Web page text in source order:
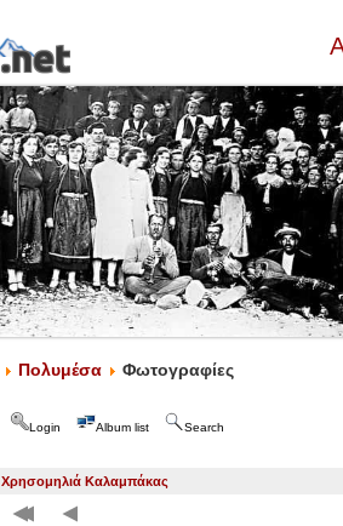
Πολυμέσα Φωτογραφίες
Login Album list Search
Χρησομηλιά Καλαμπάκας